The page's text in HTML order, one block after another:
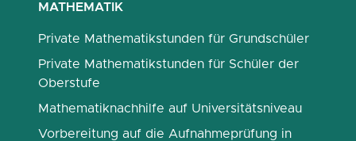
MATHEMATIK
Private Mathematikstunden für Grundschüler
Private Mathematikstunden für Schüler der
Oberstufe
Mathematiknachhilfe auf Universitätsniveau
Vorbereitung auf die Aufnahmeprüfung in